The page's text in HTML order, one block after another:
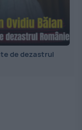
de dezastrul